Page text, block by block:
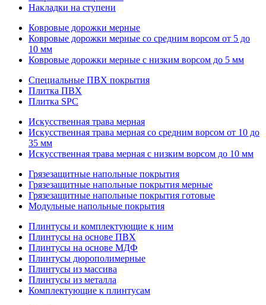
Накладки на ступени
Ковровые дорожки мерные
Ковровые дорожки мерные со средним ворсом от 5 до
10 мм
Ковровые дорожки мерные с низким ворсом до 5 мм
Специальные ПВХ покрытия
Плитка ПВХ
Плитка SPC
Искуccтвенная трава мерная
Искусственная трава мерная со средним ворсом от 10 до
35 мм
Искусственная трава мерная с низким ворсом до 10 мм
Грязезащитные напольные покрытия
Грязезащитные напольные покрытия мерные
Грязезащитные напольные покрытия готовые
Модульные напольные покрытия
Плинтусы и комплектующие к ним
Плинтусы на основе ПВХ
Плинтусы на основе МДФ
Плинтусы дюрополимерные
Плинтусы из массива
Плинтусы из металла
Комплектующие к плинтусам